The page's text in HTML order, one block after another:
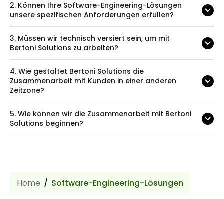
2. Können Ihre Software-Engineering-Lösungen
unsere spezifischen Anforderungen erfüllen?
3. Müssen wir technisch versiert sein, um mit
Bertoni Solutions zu arbeiten?
4. Wie gestaltet Bertoni Solutions die
Zusammenarbeit mit Kunden in einer anderen
Zeitzone?
5. Wie können wir die Zusammenarbeit mit Bertoni
Solutions beginnen?
Home Software-Engineering-Lösungen